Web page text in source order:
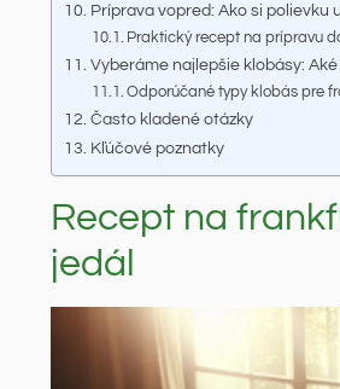
Príprava vopred: Ako si polievku
Praktický recept na prípravu
Vyberáme najlepšie klobásy:
Odporúčané typy klobás pre
Často kladené otázky
Kľúčové poznatky
Recept na
jedál